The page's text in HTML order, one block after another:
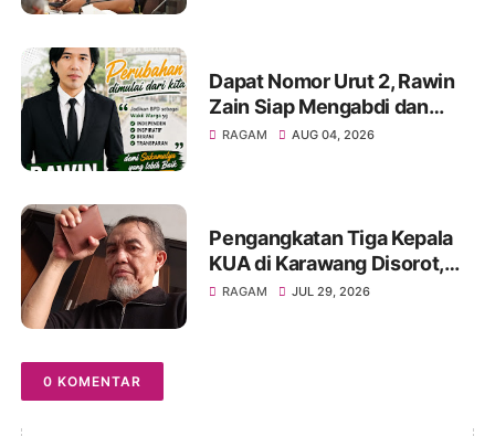
Dapat Nomor Urut 2, Rawin
Zain Siap Mengabdi dan
Perjuangkan Aspirasi Warga
RAGAM AUG 04, 2026
Pengangkatan Tiga Kepala
KUA di Karawang Disorot,
KMG Singgung Dugaan Jual
RAGAM JUL 29, 2026
0 KOMENTAR